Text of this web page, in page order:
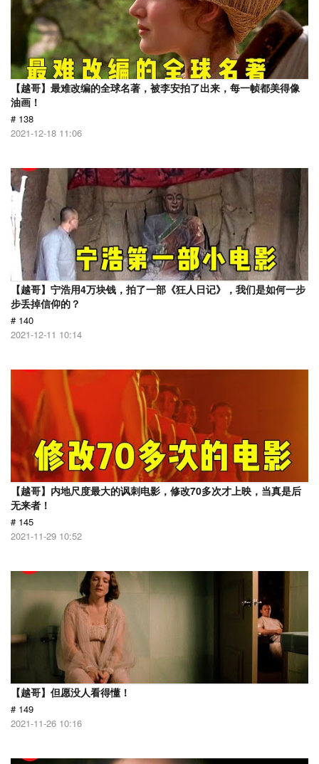
【越哥】最难改编的全球名著，被李安拍了出来，每一帧都美得像
油画！
# 138
2021-12-18 11:06
【越哥】宁浩用4万块钱，拍了一部《狂人日记》，我们是如何一步
步丢掉信仰的？
# 140
2021-12-11 10:14
【越哥】内地尺度最大的讽刺电影，修改70多次才上映，当真是后
无来者！
# 145
2021-11-29 10:52
【越哥】但愿没人看得懂！
# 149
2021-11-26 10:16